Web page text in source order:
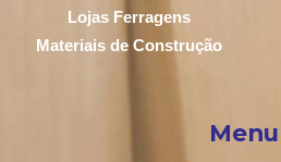
Lojas Ferragens
Materiais de Construção
Menu